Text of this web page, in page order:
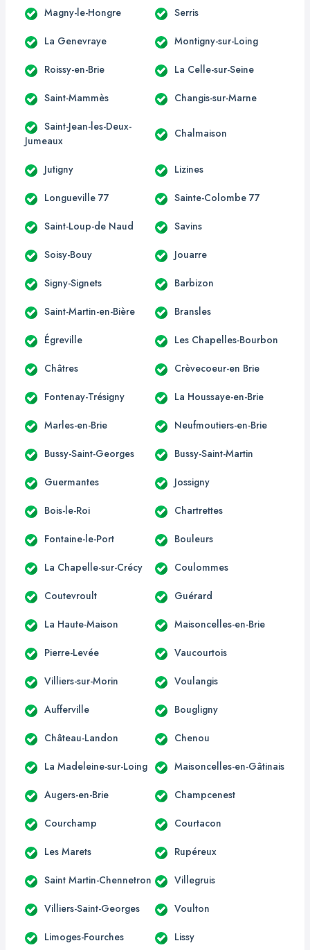
Magny-le-Hongre Serris
La Genevraye Montigny-sur-Loing
Roissy-en-Brie La Celle-sur-Seine
Saint-Mammès Changis-sur-Marne
Saint-Jean-les-Deux-
Jumeaux
Chalmaison
Jutigny Lizines
Longueville 77 Sainte-Colombe 77
Saint-Loup-de Naud Savins
Soisy-Bouy Jouarre
Signy-Signets Barbizon
Saint-Martin-en-Bière Bransles
Égreville Les Chapelles-Bourbon
Châtres Crèvecoeur-en Brie
Fontenay-Trésigny La Houssaye-en-Brie
Marles-en-Brie Neufmoutiers-en-Brie
Bussy-Saint-Georges Bussy-Saint-Martin
Guermantes Jossigny
Bois-le-Roi Chartrettes
Fontaine-le-Port Bouleurs
La Chapelle-sur-Crécy Coulommes
Coutevroult Guérard
La Haute-Maison Maisoncelles-en-Brie
Pierre-Levée Vaucourtois
Villiers-sur-Morin Voulangis
Aufferville Bougligny
Château-Landon Chenou
La Madeleine-sur-Loing Maisoncelles-en-Gâtinais
Augers-en-Brie Champcenest
Courchamp Courtacon
Les Marets Rupéreux
Saint Martin-Chennetron Villegruis
Villiers-Saint-Georges Voulton
Limoges-Fourches Lissy